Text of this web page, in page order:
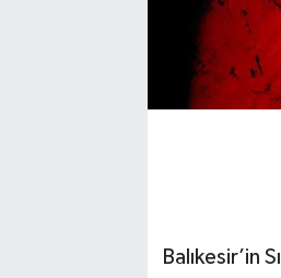
Balıkesir’in